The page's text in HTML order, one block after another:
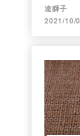
連獅子
2021/10/